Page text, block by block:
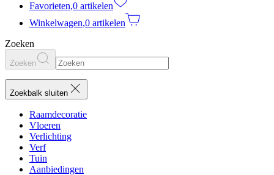
Favorieten,0 artikelen
Winkelwagen,0 artikelen
Zoeken
Zoeken
Zoekbalk sluiten
Raamdecoratie
Vloeren
Verlichting
Verf
Tuin
Aanbiedingen